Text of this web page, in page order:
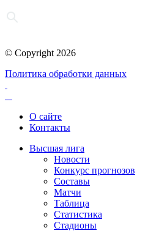
© Copyright 2026
Политика обработки данных
О сайте
Контакты
Высшая лига
Новости
Конкурс прогнозов
Составы
Матчи
Таблица
Статистика
Стадионы